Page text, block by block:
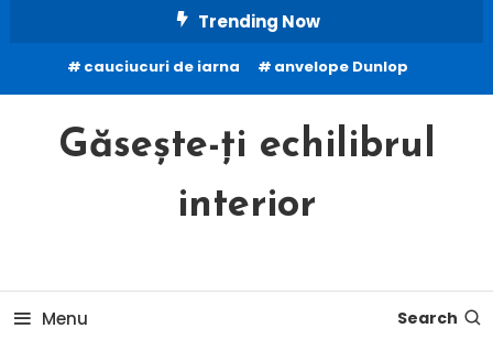
Content
Trending Now
cauciucuri de iarna anvelope Dunlop
Găsește-ți echilibrul
interior
Menu Search